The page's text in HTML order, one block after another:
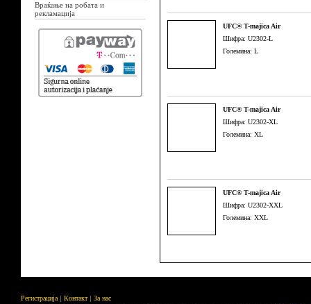
Враќање на робата и
рекламација
UFC® T-majica Air
Шифра: U2302-L
Големина: L
UFC® T-majica Air
Шифра: U2302-XL
Големина: XL
UFC® T-majica Air
Шифра: U2302-XXL
Големина: XXL
Регистрација Контакт
За нас